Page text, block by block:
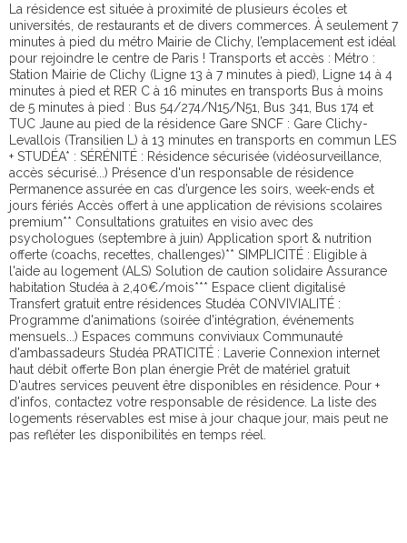
La résidence est située à proximité de plusieurs écoles et
universités, de restaurants et de divers commerces. À seulement 7
minutes à pied du métro Mairie de Clichy, l’emplacement est idéal
pour rejoindre le centre de Paris ! Transports et accès : Métro :
Station Mairie de Clichy (Ligne 13 à 7 minutes à pied), Ligne 14 à 4
minutes à pied et RER C à 16 minutes en transports Bus à moins
de 5 minutes à pied : Bus 54/274/N15/N51, Bus 341, Bus 174 et
TUC Jaune au pied de la résidence Gare SNCF : Gare Clichy-
Levallois (Transilien L) à 13 minutes en transports en commun LES
+ STUDÉA* : SÉRÉNITÉ : Résidence sécurisée (vidéosurveillance,
accès sécurisé...) Présence d'un responsable de résidence
Permanence assurée en cas d’urgence les soirs, week-ends et
jours fériés Accès offert à une application de révisions scolaires
premium** Consultations gratuites en visio avec des
psychologues (septembre à juin) Application sport & nutrition
offerte (coachs, recettes, challenges)** SIMPLICITÉ : Eligible à
l'aide au logement (ALS) Solution de caution solidaire Assurance
habitation Studéa à 2,40€/mois*** Espace client digitalisé
Transfert gratuit entre résidences Studéa CONVIVIALITÉ :
Programme d'animations (soirée d'intégration, événements
mensuels...) Espaces communs conviviaux Communauté
d'ambassadeurs Studéa PRATICITÉ : Laverie Connexion internet
haut débit offerte Bon plan énergie Prêt de matériel gratuit
D'autres services peuvent être disponibles en résidence. Pour +
d'infos, contactez votre responsable de résidence. La liste des
logements réservables est mise à jour chaque jour, mais peut ne
pas refléter les disponibilités en temps réel.